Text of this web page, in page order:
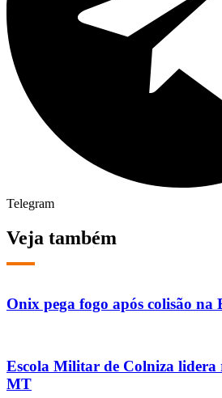
Telegram
Veja também
Onix pega fogo após colisão na
Escola Militar de Colniza
MT